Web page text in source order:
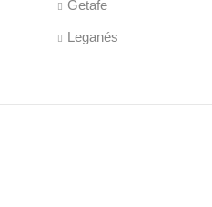
Getafe
Leganés